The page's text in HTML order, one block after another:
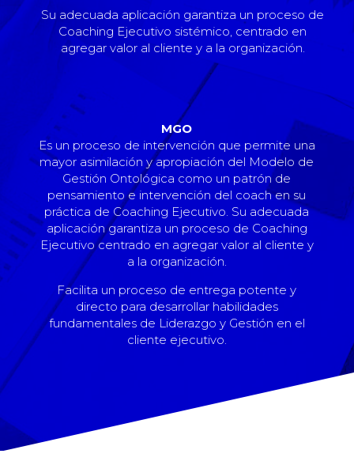
Su adecuada aplicación garantiza un proceso de
Coaching Ejecutivo sistémico, centrado en
agregar valor al cliente y a la organización.
MGO
Es un proceso de intervención que permite una
mayor asimilación y apropiación del Modelo de
Gestión Ontológica como un patrón de
pensamiento e intervención del coach en su
práctica de Coaching Ejecutivo. Su adecuada
aplicación garantiza un proceso de Coaching
Ejecutivo centrado en agregar valor al cliente y
a la organización.
Facilita un proceso de entrega potente y
directo para desarrollar habilidades
fundamentales de Liderazgo y Gestión en el
cliente ejecutivo.